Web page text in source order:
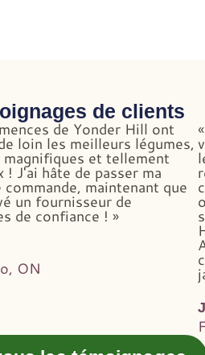
de clients
de Yonder Hill ont
loin les meilleurs légumes,
et tellement
! J'ai hâte de passer ma
maintenant que
un fournisseur de
de confiance ! »
ON